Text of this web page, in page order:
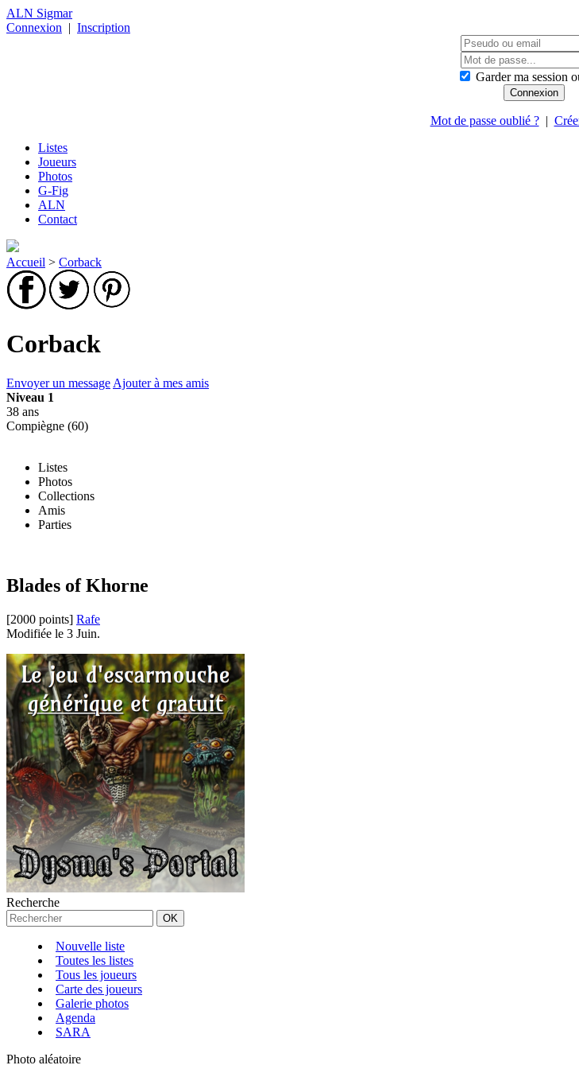
ALN Sigmar
Connexion | Inscription
Garder ma session
Mot de passe oublié ?|
Listes
Joueurs
Photos
G-Fig
ALN
Contact
Accueil > Corback
Corback
Envoyer un message Ajouter à mes amis
Niveau 1
38 ans
Compiègne (60)
Listes
Photos
Collections
Amis
Parties
Blades of Khorne
[2000 points] Rafe
Modifiée le 3 Juin.
Recherche
Nouvelle liste
Toutes les listes
Tous les joueurs
Carte des joueurs
Galerie photos
Agenda
SARA
Photo aléatoire